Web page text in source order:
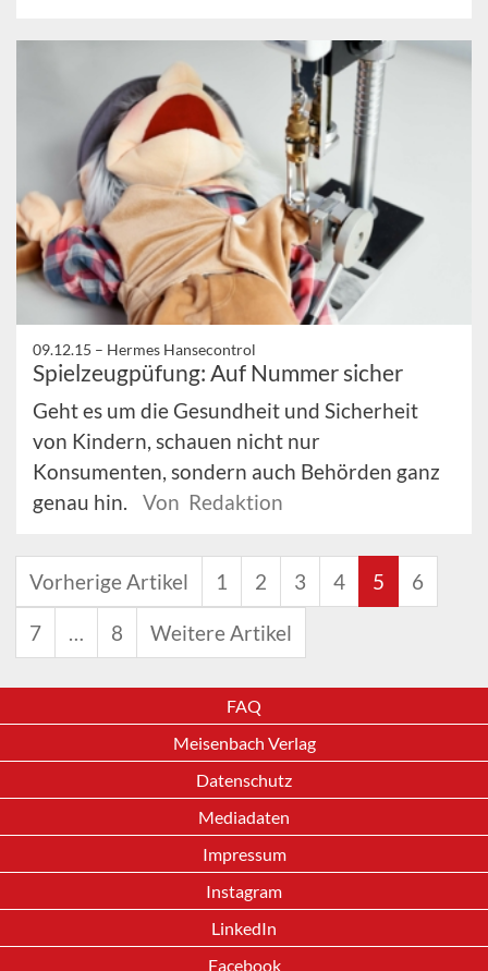
09.12.15 – Hermes Hansecontrol
Spielzeugpüfung: Auf Nummer sicher
Geht es um die Gesundheit und Sicherheit
von Kindern, schauen nicht nur
Konsumenten, sondern auch Behörden ganz
genau hin.
Von Redaktion
Vorherige Artikel 1 2 3 4 5 6
7 … 8 Weitere Artikel
FAQ
Meisenbach Verlag
Datenschutz
Mediadaten
Impressum
Instagram
LinkedIn
Facebook